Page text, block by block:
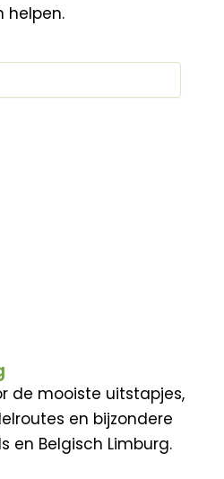
helpen.
de mooiste uitstapjes,
en bijzondere
en Belgisch Limburg.